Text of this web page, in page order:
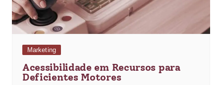
Marketing
Acessibilidade em Recursos para
Deficientes Motores